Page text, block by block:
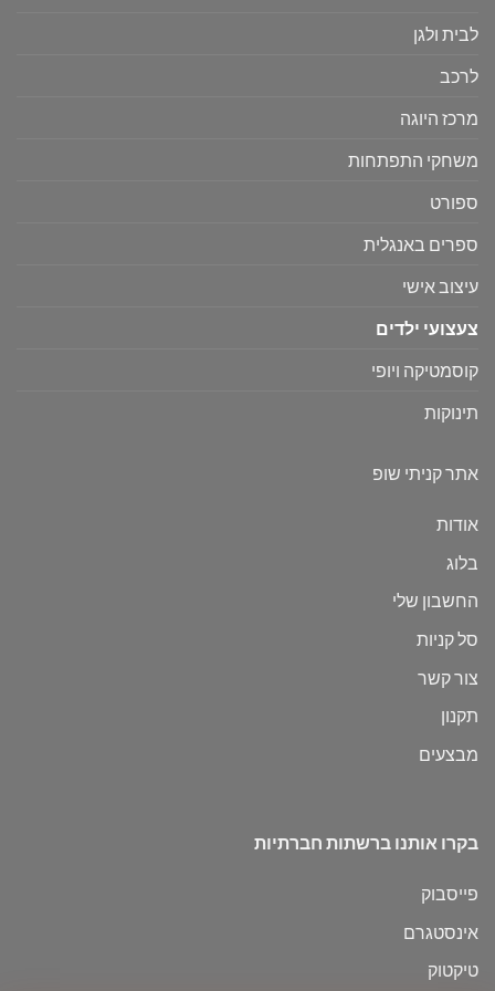
לבית ולגן
לרכב
מרכז היוגה
משחקי התפתחות
ספורט
ספרים באנגלית
עיצוב אישי
צעצועי ילדים
קוסמטיקה ויופי
תינוקות
אתר קניתי שופ
אודות
בלוג
החשבון שלי
סל קניות
צור קשר
תקנון
מבצעים
בקרו אותנו ברשתות חברתיות
פייסבוק
אינסטגרם
טיקטוק